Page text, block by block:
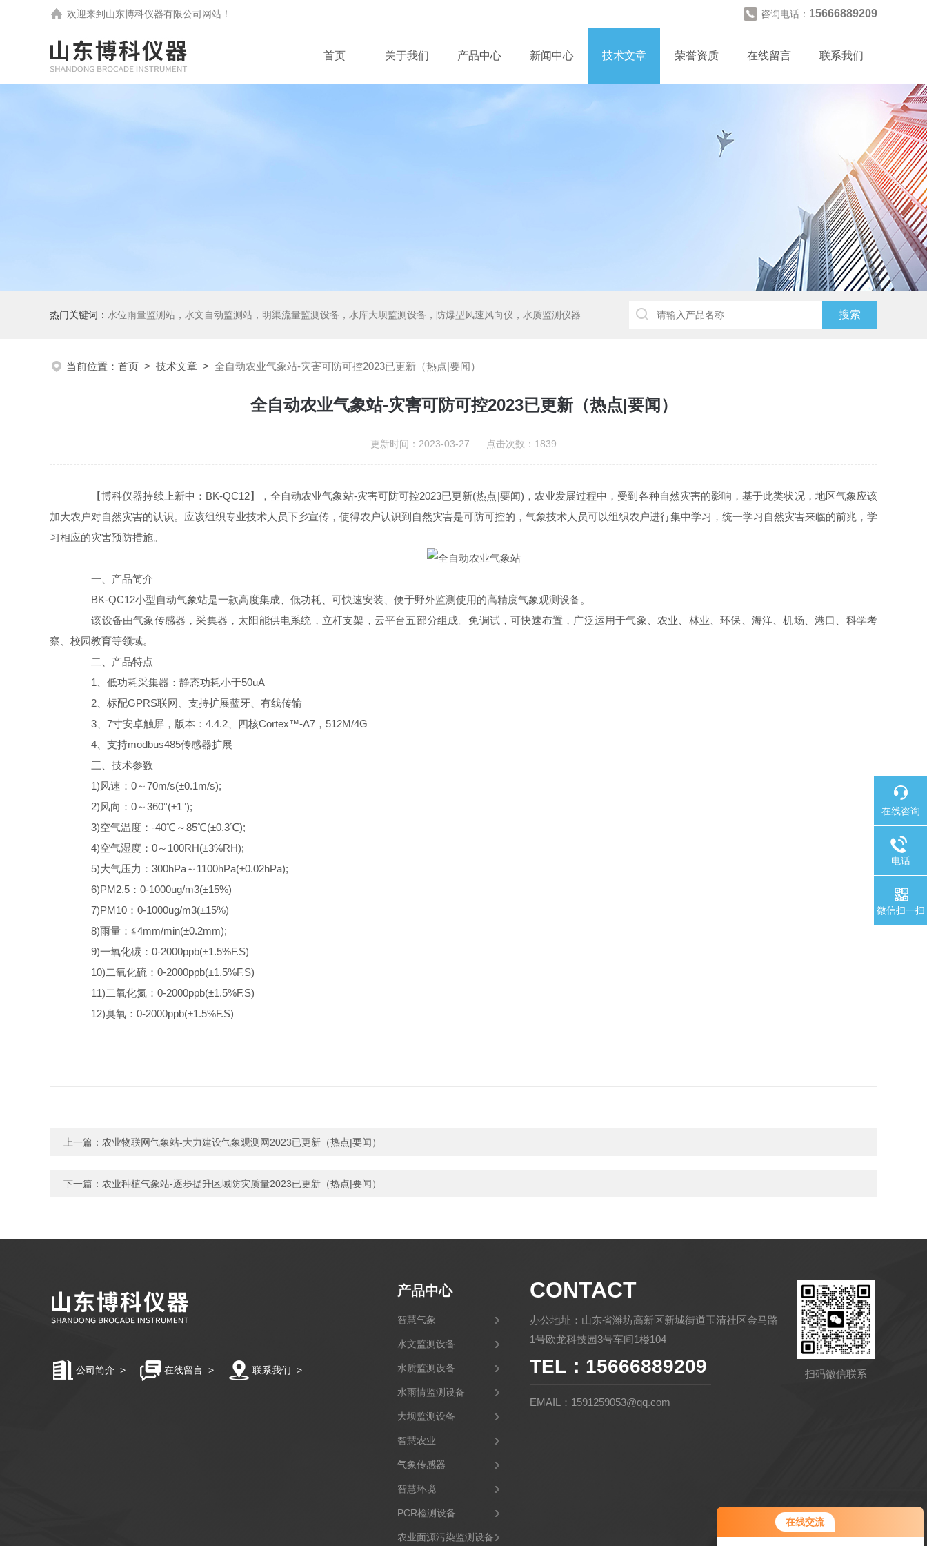
在线交流
欢迎来到 山东博科仪器有限公司 网站！ 咨询电话： 15666889209
首页 关于我们 产品中心 新闻中心 技术文章 荣誉资质 在线留言 联系我们
热门关键词： 水位雨量监测站，水文自动监测站，明渠流量监测设备，水库大坝监测设备，防爆型风速风向仪，水质监测仪器
当前位置： 首页 > 技术文章 > 全自动农业气象站-灾害可防可控2023已更新（热点|要闻）
全自动农业气象站-灾害可防可控2023已更新（热点|要闻）
更新时间：2023-03-27 点击次数：1839
【博科仪器持续上新中：BK-QC12】，全自动农业气象站-灾害可防可控2023已更新(热点|要闻)，农业发展过程中，受到各种自然灾害的影响，基于此类状况，地区气象应该
加大农户对自然灾害的认识。应该组织专业技术人员下乡宣传，使得农户认识到自然灾害是可防可控的，气象技术人员可以组织农户进行集中学习，统一学习自然灾害来临的前兆，学
习相应的灾害预防措施。
一、产品简介
BK-QC12小型自动气象站是一款高度集成、低功耗、可快速安装、便于野外监测使用的高精度气象观测设备。
该设备由气象传感器，采集器，太阳能供电系统，立杆支架，云平台五部分组成。免调试，可快速布置，广泛运用于气象、农业、林业、环保、海洋、机场、港口、科学考
察、校园教育等领域。
二、产品特点
1、低功耗采集器：静态功耗小于50uA
2、标配GPRS联网、支持扩展蓝牙、有线传输
3、7寸安卓触屏，版本：4.4.2、四核Cortex™-A7，512M/4G
4、支持modbus485传感器扩展
三、技术参数
1)风速：0～70m/s(±0.1m/s);
2)风向：0～360°(±1°);
3)空气温度：-40℃～85℃(±0.3℃);
4)空气湿度：0～100RH(±3%RH);
5)大气压力：300hPa～1100hPa(±0.02hPa);
6)PM2.5：0-1000ug/m3(±15%)
7)PM10：0-1000ug/m3(±15%)
8)雨量：≦4mm/min(±0.2mm);
9)一氧化碳：0-2000ppb(±1.5%F.S)
10)二氧化硫：0-2000ppb(±1.5%F.S)
11)二氧化氮：0-2000ppb(±1.5%F.S)
12)臭氧：0-2000ppb(±1.5%F.S)
上一篇： 农业物联网气象站-大力建设气象观测网2023已更新（热点|要闻）
下一篇： 农业种植气象站-逐步提升区域防灾质量2023已更新（热点|要闻）
公司简介 > 在线留言 > 联系我们 >
产品中心
智慧气象
水文监测设备
水质监测设备
水雨情监测设备
大坝监测设备
智慧农业
气象传感器
智慧环境
PCR检测设备
农业面源污染监测设备
CONTACT
办公地址：山东省潍坊高新区新城街道玉清社区金马路
1号欧龙科技园3号车间1楼104
TEL：15666889209
EMAIL：1591259053@qq.com
扫码微信联系
在线咨询
电话
微信扫一扫